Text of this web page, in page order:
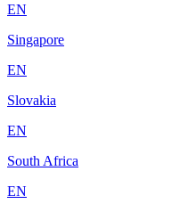
EN
Singapore
EN
Slovakia
EN
South Africa
EN